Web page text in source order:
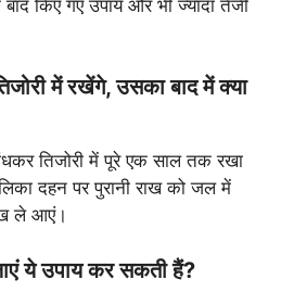
किए गए उपाय और भी ज्यादा तेजी
में रखेंगे, उसका बाद में क्या
तिजोरी में पूरे एक साल तक रखा
दहन पर पुरानी राख को जल में
ले आएं।
ये उपाय कर सकती हैं?